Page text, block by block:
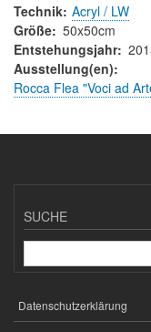
Technik Acryl / LW
Größe 50x50cm
Entstehungsjahr
Ausstellung(en)
Rocca Flea "Voci ad
SUCHE
Suche
FUSSZEILENMENÜ
Datenschutzerklärung